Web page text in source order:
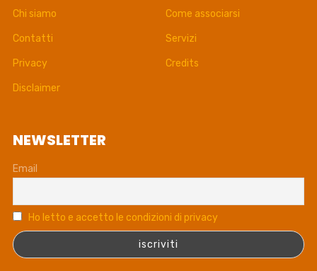
Chi siamo Come associarsi
Contatti Servizi
Privacy Credits
Disclaimer
NEWSLETTER
Email
Ho letto e accetto le condizioni di privacy